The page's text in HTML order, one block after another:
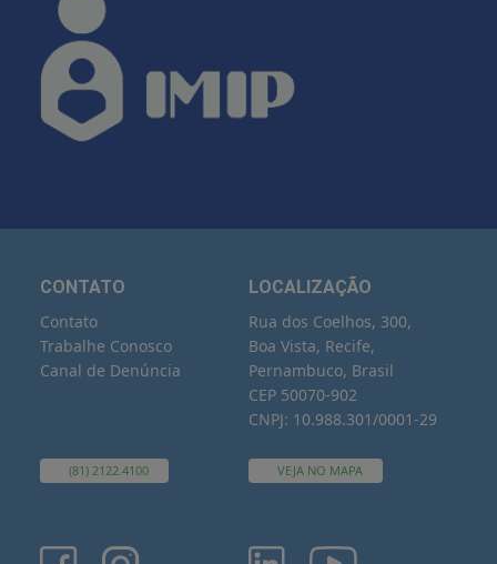
CONTATO
Contato
Trabalhe Conosco
Canal de Denúncia
(81) 2122.4100
LOCALIZAÇÃO
Rua dos Coelhos, 300,
Boa Vista, Recife,
Pernambuco, Brasil
CEP 50070-902
CNPJ: 10.988.301/0001-29
VEJA NO MAPA